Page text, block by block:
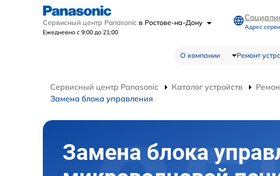
Сервисный центр Panasonic в Ростове-на-Дону
Ежедневно с 9:00 до 21:00
Адрес
О компании Ремонт
Сервисный центр Panasonic Каталог устройств
Замена блока управления
Замена блока